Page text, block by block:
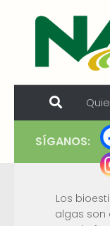
Skip to content
SÍGANOS:
Los
algas son